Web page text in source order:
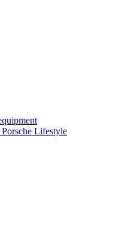
Lifestyle